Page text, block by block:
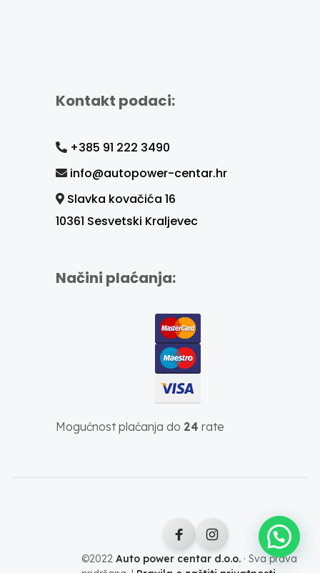
Kontakt podaci:
+385 91 222 3490
info@autopower-centar.hr
Slavka kovačića 16
10361 Sesvetski Kraljevec
Načini plaćanja:
Mogućnost plaćanja do 24 rate
©2022 Auto power centar d.o.o.· Sva prava